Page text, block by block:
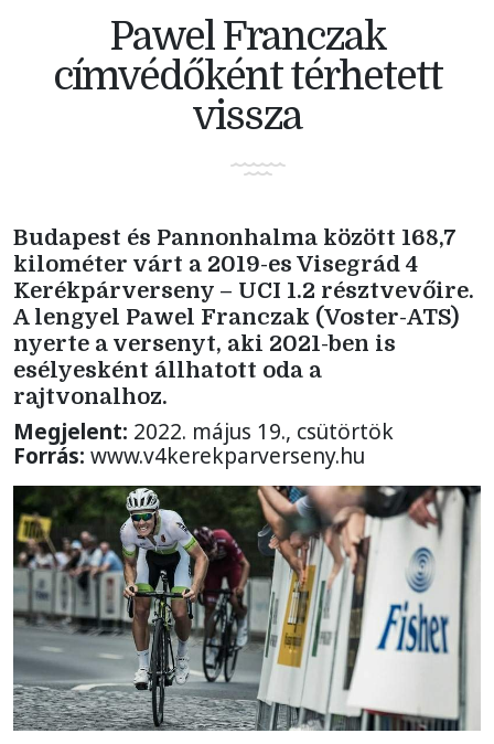
Pawel Franczak
címvédőként térhetett
vissza
Budapest és Pannonhalma között 168,7
kilométer várt a 2019-es Visegrád 4
Kerékpárverseny – UCI 1.2 résztvevőire.
A lengyel Pawel Franczak (Voster-ATS)
nyerte a versenyt, aki 2021-ben is
esélyesként állhatott oda a
rajtvonalhoz.
Megjelent: 2022. május 19., csütörtök
Forrás: www.v4kerekparverseny.hu